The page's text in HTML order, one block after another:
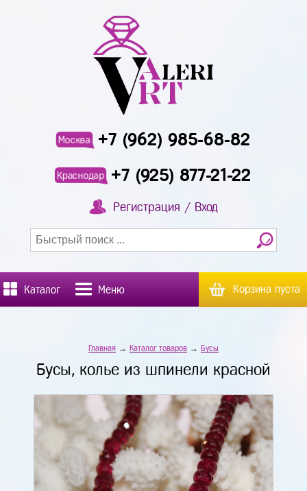
Москва +7 (962) 985-68-82
Краснодар +7 (925) 877-21-22
Регистрация / Вход
Каталог Меню Корзина пуста
Главная → Каталог товаров → Бусы
Бусы, колье из шпинели красной